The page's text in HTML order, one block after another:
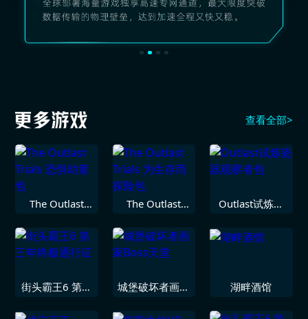
查看全部>
The Outlast
包
The Outlast
探险包
Outlast试炼瓷
街头霸王6 第三
城堡破坏者画家
湖畔酒馆